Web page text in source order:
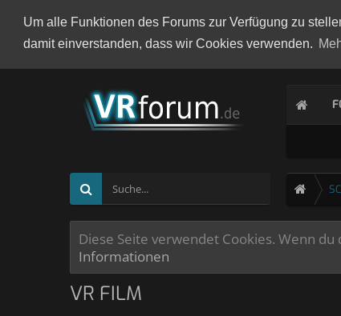
Um alle Funktionen des Forums zur Verfügung zu
damit einverstanden, dass wir Cookies verwenden.
Diese Seite verwendet Cookies. Wenn
Informationen
VR FILM